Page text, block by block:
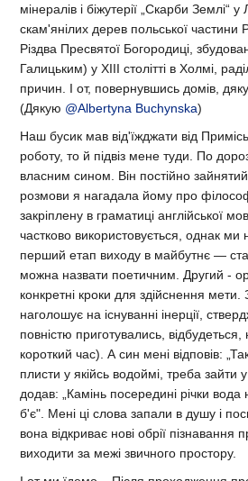
мінералів і біжутерії „Скарби
скам'янілих дерев польської
Різдва Пресвятої Богородиці,
Галицьким) у XIII столітті в Холмі,
причин. І от, повернувшись домів,
(Дякую @Albertyna Buchynska)
Наш бусик мав від'їжджати від
роботу, то й підвіз мене туди. По
власним сином. Він постійно
розмови я нагадала йому про
закріплену в граматиці англійської
частково використовується, однак
перший етап виходу в майбутнє —
можна назвати поетичним. Другий -
конкретні кроки для здійснення
наголошує на існуванні інерції,
повністю приготувались,
короткий час). А син мені відповів:
плисти у якійсь водоймі, треба
додав: „Камінь посередині річки
б'є". Мені ці слова запали в душу і
вона відкриває нові обрії
виходити за межі звичного простору.